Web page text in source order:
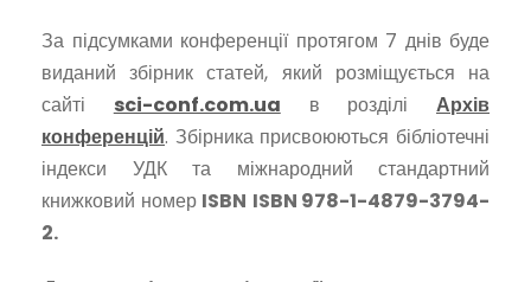
За підсумками конференції протягом 7 днів буде
виданий збірник статей, який розміщується на
сайті sci-conf.com.ua в розділі Архів
конференцій. Збірника присвоюються бібліотечні
індекси УДК та міжнародний стандартний
книжковий номер ISBN ISBN 978-1-4879-3794-
2.